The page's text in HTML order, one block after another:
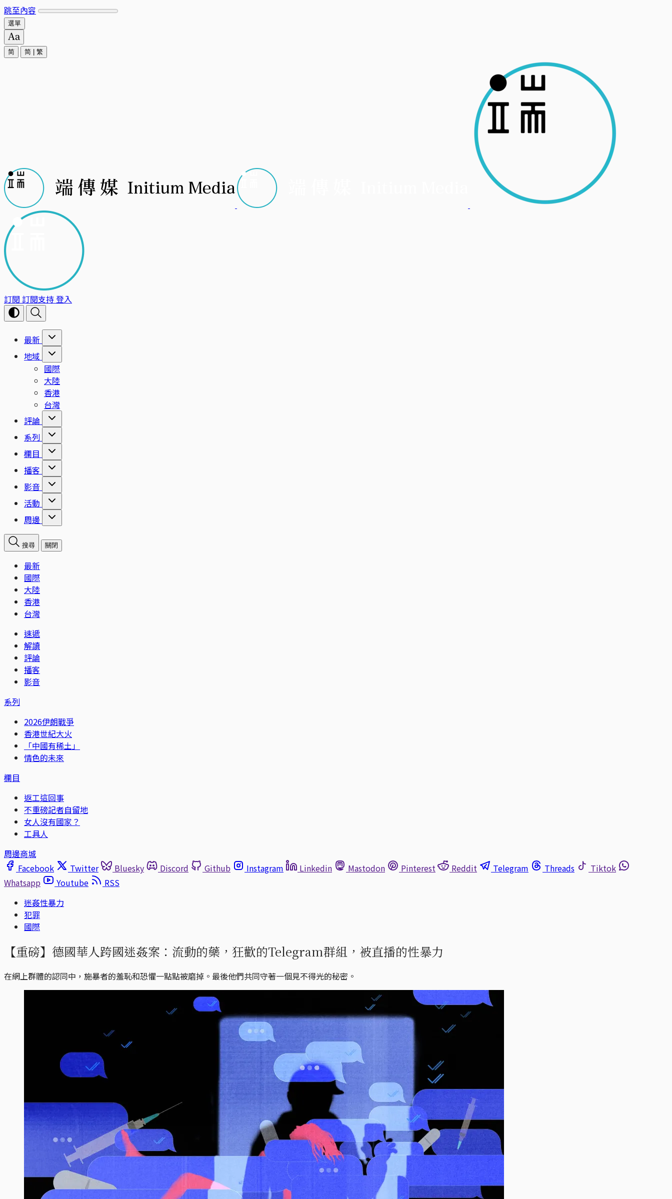
跳至內容
選單
简 简 繁
訂閱 訂閱支持登入
最新
地域
國際
大陸
香港
台灣
評論
系列
欄目
播客
影音
活動
周邊
搜尋 關閉
最新
國際
大陸
香港
台灣
速遞
解讀
評論
播客
影音
系列
2026伊朗戰爭
香港世紀大火
「中國有稀土」
情色的未來
欄目
返工這回事
不重磅記者自留地
女人沒有國家？
工具人
周邊商城
Facebook
Twitter Bluesky Discord Github Instagram Linkedin Mastodon Pinterest Reddit Telegram Threads
Tiktok
Whatsapp
Youtube
RSS
迷姦性暴力
犯罪
國際
【重磅】德國華人跨國迷姦案：流動的藥，狂歡的Telegram群組，被直播的性暴力
在網上群體的認同中，施暴者的羞恥和恐懼一點點被磨掉。最後他們共同守著一個見不得光的秘密。